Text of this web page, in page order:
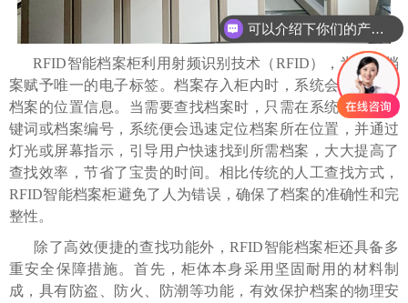
RFID智能档案柜利用射频识别技术（RFID），为每个档
案赋予唯一的电子标签。档案存入柜内时，系统会自动记录
档案的位置信息。当需要查找档案时，只需在系统中输入关
键词或档案编号，系统便会迅速定位档案所在位置，并通过
灯光或屏幕指示，引导用户快速找到所需档案，大大提高了
查找效率，节省了宝贵的时间。相比传统的人工查找方式，
RFID智能档案柜避免了人为错误，确保了档案的准确性和完
整性。
除了高效便捷的查找功能外，RFID智能档案柜还具备多
重安全保障措施。首先，柜体本身采用坚固耐用的材料制
成，具有防盗、防火、防潮等功能，有效保护档案的物理安
可以介绍下你们的产品么